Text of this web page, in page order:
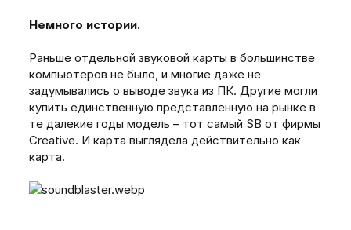
Немного истории.
Раньше отдельной звуковой карты в большинстве
компьютеров не было, и многие даже не
задумывались о выводе звука из ПК. Другие могли
купить единственную представленную на рынке в
те далекие годы модель – тот самый SB от фирмы
Creative. И карта выглядела действительно как
карта.